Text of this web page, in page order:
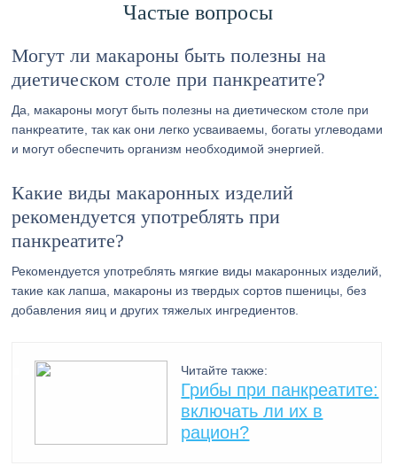
Частые вопросы
Могут ли макароны быть полезны на
диетическом столе при панкреатите?
Да, макароны могут быть полезны на диетическом столе при
панкреатите, так как они легко усваиваемы, богаты углеводами
и могут обеспечить организм необходимой энергией.
Какие виды макаронных изделий
рекомендуется употреблять при
панкреатите?
Рекомендуется употреблять мягкие виды макаронных изделий,
такие как лапша, макароны из твердых сортов пшеницы, без
добавления яиц и других тяжелых ингредиентов.
Читайте также:
Грибы при панкреатите:
включать ли их в
рацион?